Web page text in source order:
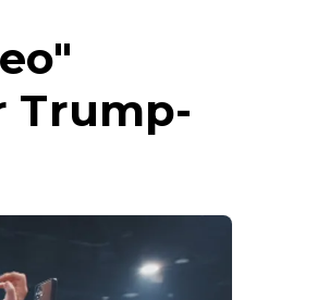
Trump-